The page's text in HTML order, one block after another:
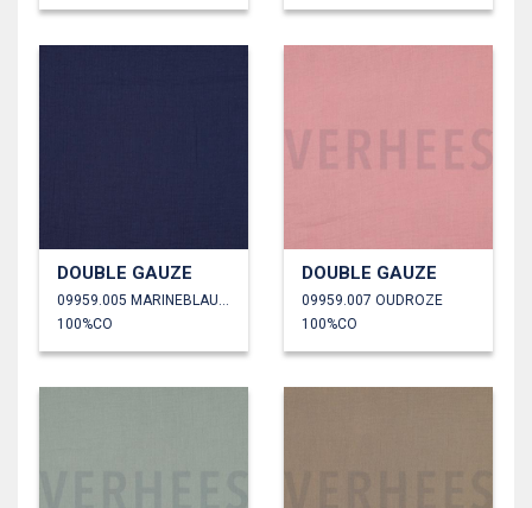
DOUBLE GAUZE
09959.005 MARINEBLAUW
100%CO
DOUBLE GAUZE
09959.007 OUDROZE
100%CO